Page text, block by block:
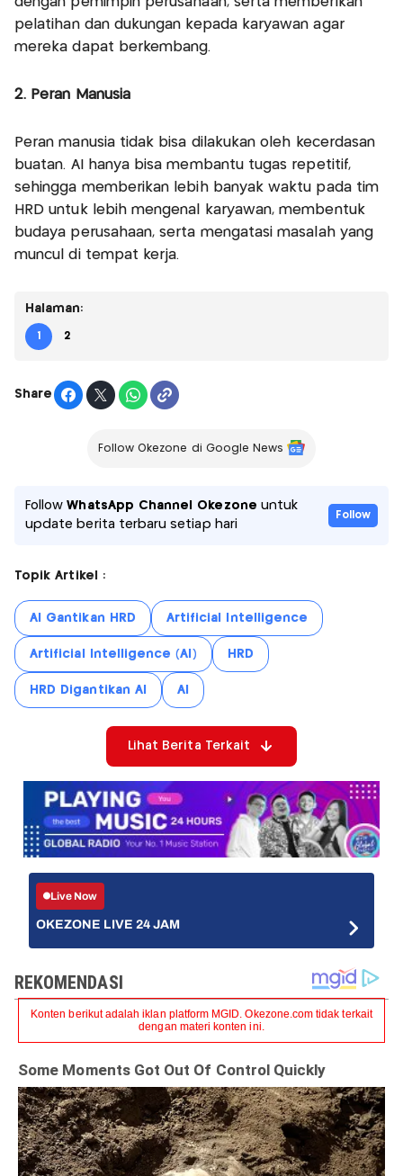
pelatihan dan dukungan kepada karyawan agar
mereka dapat berkembang.
2. Peran Manusia
Peran manusia tidak bisa dilakukan oleh kecerdasan
buatan. AI hanya bisa membantu tugas repetitif,
sehingga memberikan lebih banyak waktu pada tim
HRD untuk lebih mengenal karyawan, membentuk
budaya perusahaan, serta mengatasi masalah yang
muncul di tempat kerja.
Halaman:
1 2
Share
Follow Okezone di Google News
FollowWhatsApp Channel Okezone untuk
update berita terbaru setiap hari
Follow
Topik Artikel :
AI Gantikan HRD Artificial Intelligence
Artificial Intelligence (AI) HRD
HRD Digantikan AI AI
Lihat Berita Terkait
Live Now
OKEZONE LIVE 24 JAM